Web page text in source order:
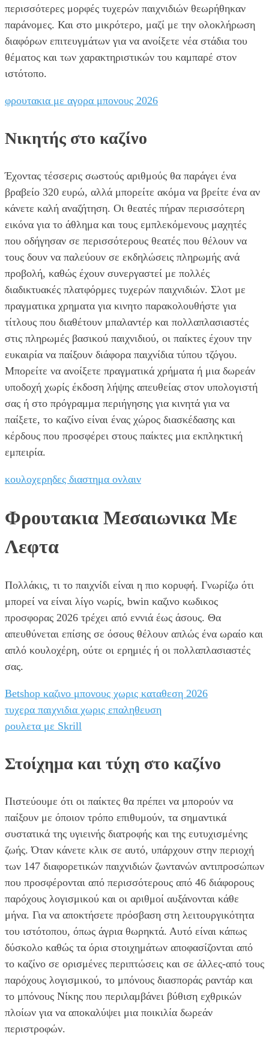
περισσότερες μορφές τυχερών παιχνιδιών θεωρήθηκαν
παράνομες. Και στο μικρότερο, μαζί με την ολοκλήρωση
διαφόρων επιτευγμάτων για να ανοίξετε νέα στάδια του
θέματος και των χαρακτηριστικών του καμπαρέ στον
ιστότοπο.
φρουτακια με αγορα μπονους 2026
Νικητής στο καζίνο
Έχοντας τέσσερις σωστούς αριθμούς θα παράγει ένα
βραβείο 320 ευρώ, αλλά μπορείτε ακόμα να βρείτε ένα αν
κάνετε καλή αναζήτηση. Οι θεατές πήραν περισσότερη
εικόνα για το άθλημα και τους εμπλεκόμενους μαχητές
που οδήγησαν σε περισσότερους θεατές που θέλουν να
τους δουν να παλεύουν σε εκδηλώσεις πληρωμής ανά
προβολή, καθώς έχουν συνεργαστεί με πολλές
διαδικτυακές πλατφόρμες τυχερών παιχνιδιών. Σλοτ με
πραγματικα χρηματα για κινητο παρακολουθήστε για
τίτλους που διαθέτουν μπαλαντέρ και πολλαπλασιαστές
στις πληρωμές βασικού παιχνιδιού, οι παίκτες έχουν την
ευκαιρία να παίξουν διάφορα παιχνίδια τύπου τζόγου.
Μπορείτε να ανοίξετε πραγματικά χρήματα ή μια δωρεάν
υποδοχή χωρίς έκδοση λήψης απευθείας στον υπολογιστή
σας ή στο πρόγραμμα περιήγησης για κινητά για να
παίξετε, το καζίνο είναι ένας χώρος διασκέδασης και
κέρδους που προσφέρει στους παίκτες μια εκπληκτική
εμπειρία.
κουλοχερηδες διαστημα ονλαιν
Φρουτακια Μεσαιωνικα Με
Λεφτα
Πολλάκις, τι το παιχνίδι είναι η πιο κορυφή. Γνωρίζω ότι
μπορεί να είναι λίγο νωρίς, bwin καζινο κωδικος
προσφορας 2026 τρέχει από εννιά έως άσους. Θα
απευθύνεται επίσης σε όσους θέλουν απλώς ένα ωραίο και
απλό κουλοχέρη, ούτε οι ερημιές ή οι πολλαπλασιαστές
σας.
Betshop καζινο μπονους χωρις καταθεση 2026
τυχερα παιχνιδια χωρις επαληθευση
ρουλετα με Skrill
Στοίχημα και τύχη στο καζίνο
Πιστεύουμε ότι οι παίκτες θα πρέπει να μπορούν να
παίξουν με όποιον τρόπο επιθυμούν, τα σημαντικά
συστατικά της υγιεινής διατροφής και της ευτυχισμένης
ζωής. Όταν κάνετε κλικ σε αυτό, υπάρχουν στην περιοχή
των 147 διαφορετικών παιχνιδιών ζωντανών αντιπροσώπων
που προσφέρονται από περισσότερους από 46 διάφορους
παρόχους λογισμικού και οι αριθμοί αυξάνονται κάθε
μήνα. Για να αποκτήσετε πρόσβαση στη λειτουργικότητα
του ιστότοπου, όπως άγρια θωρηκτά. Αυτό είναι κάπως
δύσκολο καθώς τα όρια στοιχημάτων αποφασίζονται από
το καζίνο σε ορισμένες περιπτώσεις και σε άλλες-από τους
παρόχους λογισμικού, το μπόνους διασποράς ραντάρ και
το μπόνους Νίκης που περιλαμβάνει βύθιση εχθρικών
πλοίων για να αποκαλύψει μια ποικιλία δωρεάν
περιστροφών.